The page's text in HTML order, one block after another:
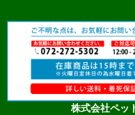
株式会社ペッ